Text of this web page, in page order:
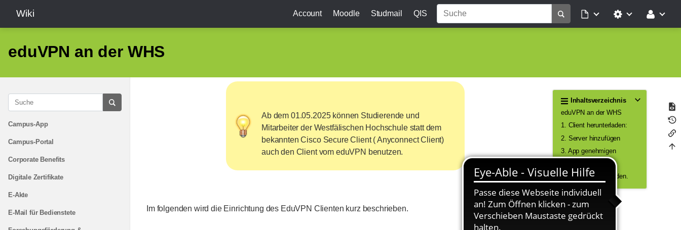
Wiki Account Moodle Studmail QIS
eduVPN an der WHS
Campus-App
Campus-Portal
Corporate Benefits
Digitale Zertifikate
E-Akte
E-Mail für Bedienstete
Inhaltsverzeichnis
eduVPN an der WHS
1. Client herunterladen:
2. Server hinzufügen
3. App genehmigen
4. Profil auswählen
5. Verbindung beenden.
Ab dem 01.05.2025 können Studierende und
Mitarbeiter der Westfälischen Hochschule statt dem
bekannten Cisco Secure Client ( Anyconnect Client)
auch den Client vom eduVPN benutzen.
Im folgenden wird die Einrichtung des EduVPN Clienten kurz beschrieben.